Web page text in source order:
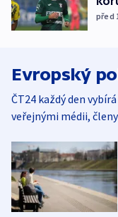
před
Evropský
ČT24 každý den
veřejnými médii,